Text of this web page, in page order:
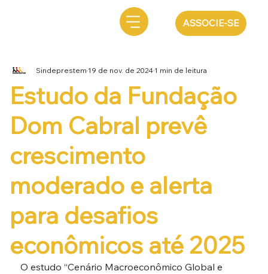
ASSOCIE-SE
Estudo da Fundação
Dom Cabral prevê
crescimento
moderado e alerta
para desafios
econômicos até 2025
Sindeprestem19 de nov. de 20241 min de leitura
O estudo “Cenário Macroeconômico Global e